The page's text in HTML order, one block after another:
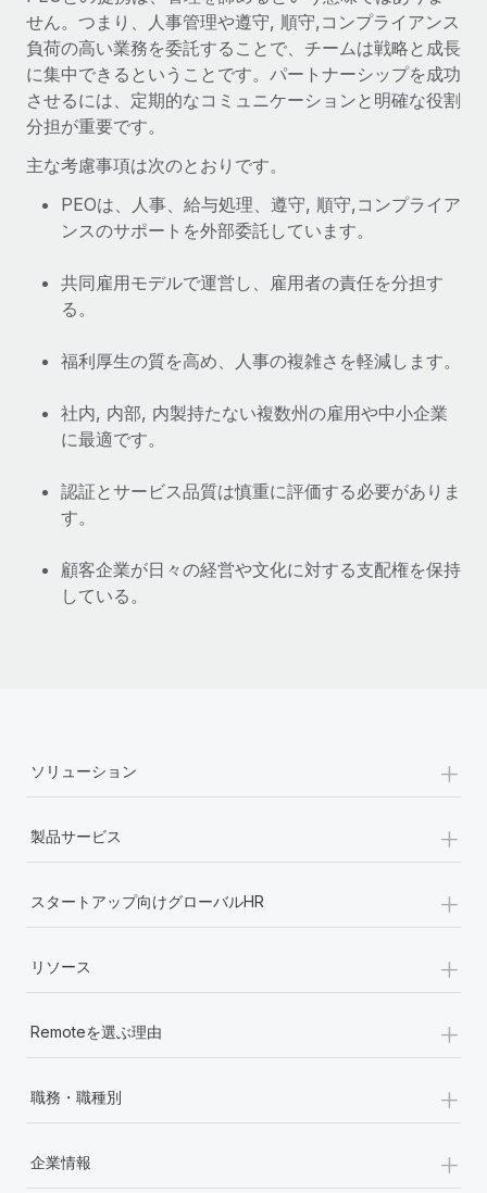
せん。つまり、人事管理や遵守, 順守,コンプライアンス
負荷の高い業務を委託することで、チームは戦略と成長
に集中できるということです。パートナーシップを成功
させるには、定期的なコミュニケーションと明確な役割
分担が重要です。
主な考慮事項は次のとおりです。
PEOは、人事、給与処理、遵守, 順守,コンプライア
ンスのサポートを外部委託しています。
共同雇用モデルで運営し、雇用者の責任を分担す
る。
福利厚生の質を高め、人事の複雑さを軽減します。
社内, 内部, 内製持たない複数州の雇用や中小企業
に最適です。
認証とサービス品質は慎重に評価する必要がありま
す。
顧客企業が日々の経営や文化に対する支配権を保持
している。
ソリューション +
製品サービス +
スタートアップ向けグローバルHR +
リソース +
Remoteを選ぶ理由 +
職務・職種別 +
企業情報 +